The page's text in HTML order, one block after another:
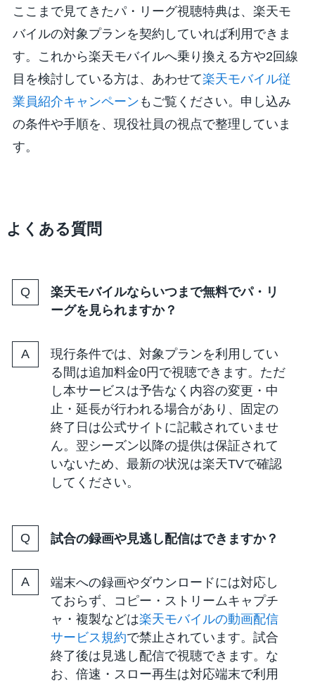
ここまで見てきたパ・リーグ視聴特典は、楽天モ
バイルの対象プランを契約していれば利用できま
す。これから楽天モバイルへ乗り換える方や2回線
目を検討している方は、あわせて楽天モバイル従
業員紹介キャンペーン もご覧ください。申し込み
の条件や手順を、現役社員の視点で整理していま
す。
よくある質問
楽天モバイルならいつまで無料でパ・リ
ーグを見られますか？
現行条件では、対象プランを利用してい
る間は追加料金0円で視聴できます。ただ
し本サービスは予告なく内容の変更・中
止・延長が行われる場合があり、固定の
終了日は公式サイトに記載されていませ
ん。翌シーズン以降の提供は保証されて
いないため、最新の状況は楽天TVで確認
してください。
試合の録画や見逃し配信はできますか？
端末への録画やダウンロードには対応し
ておらず、コピー・ストリームキャプチ
ャ・複製などは楽天モバイルの動画配信
サービス規約で禁止されています。試合
終了後は見逃し配信で視聴できます。な
お、倍速・スロー再生は対応端末で利用